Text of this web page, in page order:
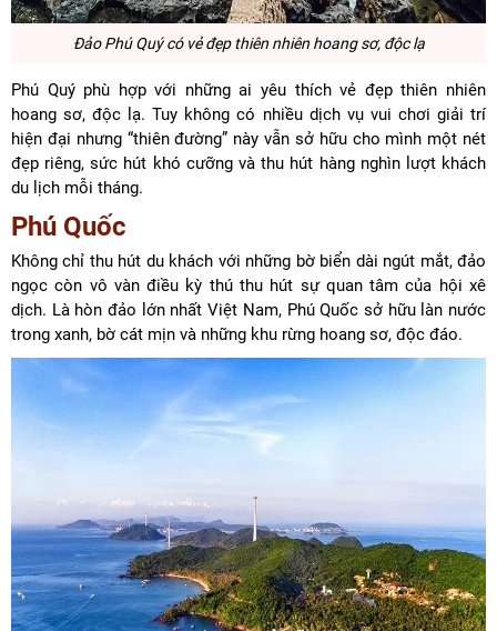
Đảo Phú Quý có vẻ đẹp thiên nhiên hoang sơ, độc lạ
Phú Quý phù hợp với những ai yêu thích vẻ đẹp thiên nhiên
hoang sơ, độc lạ. Tuy không có nhiều dịch vụ vui chơi giải trí
hiện đại nhưng “thiên đường” này vẫn sở hữu cho mình một nét
đẹp riêng, sức hút khó cưỡng và thu hút hàng nghìn lượt khách
du lịch mỗi tháng.
Phú Quốc
Không chỉ thu hút du khách với những bờ biển dài ngút mắt, đảo
ngọc còn vô vàn điều kỳ thú thu hút sự quan tâm của hội xê
dịch. Là hòn đảo lớn nhất Việt Nam, Phú Quốc sở hữu làn nước
trong xanh, bờ cát mịn và những khu rừng hoang sơ, độc đáo.